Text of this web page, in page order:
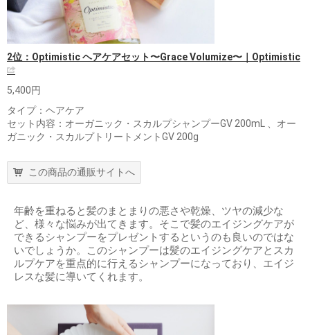
2位：Optimistic ヘアケアセット〜Grace Volumize〜｜Optimistic
5,400円
タイプ：ヘアケア
セット内容：オーガニック・スカルプシャンプーGV 200mL 、オー
ガニック・スカルプトリートメントGV 200g
この商品の通販サイトへ
年齢を重ねると髪のまとまりの悪さや乾燥、ツヤの減少な
ど、様々な悩みが出てきます。そこで髪のエイジングケアが
できるシャンプーをプレゼントするというのも良いのではな
いでしょうか。このシャンプーは髪のエイジングケアとスカ
ルプケアを重点的に行えるシャンプーになっており、エイジ
レスな髪に導いてくれます。